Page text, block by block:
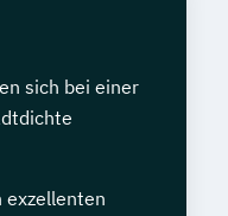
sich bei einer
exzellenten